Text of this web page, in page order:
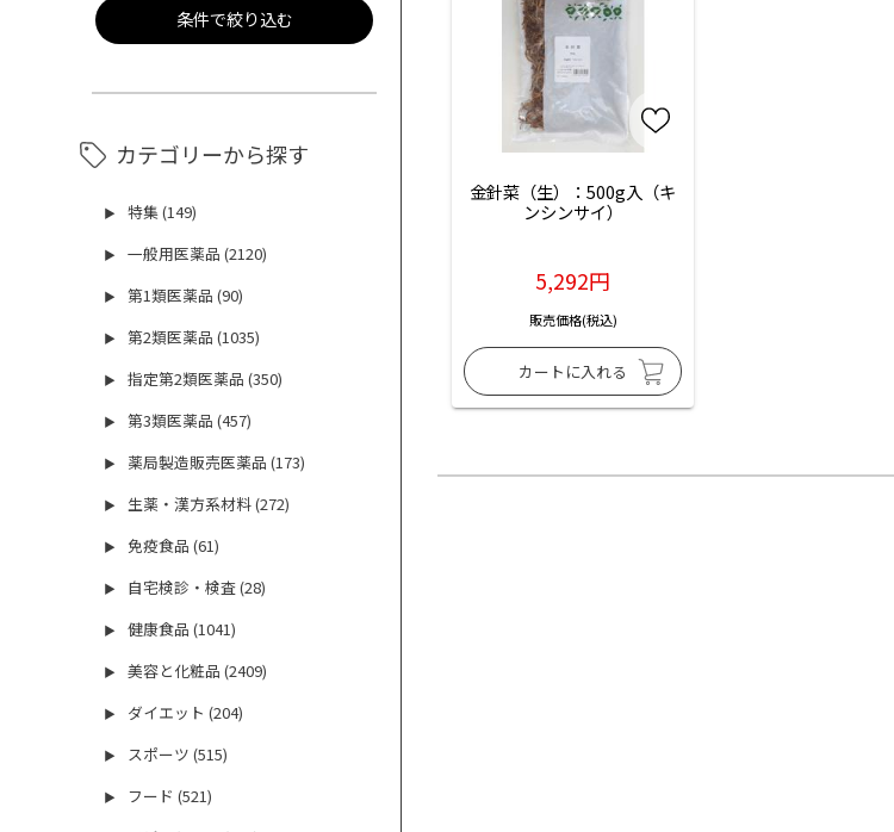
条件で絞り込む
カテゴリーから探す
▶ 特集 (149)
▶ 一般用医薬品 (2120)
▶ 第1類医薬品 (90)
▶ 第2類医薬品 (1035)
▶ 指定第2類医薬品 (350)
▶ 第3類医薬品 (457)
▶ 薬局製造販売医薬品 (173)
▶ 生薬・漢方系材料 (272)
▶ 免疫食品 (61)
▶ 自宅検診・検査 (28)
▶ 健康食品 (1041)
▶ 美容と化粧品 (2409)
▶ ダイエット (204)
▶ スポーツ (515)
▶ フード (521)
金針菜（生）：500g入（キ
ンシンサイ）
5,292円
販売価格(税込)